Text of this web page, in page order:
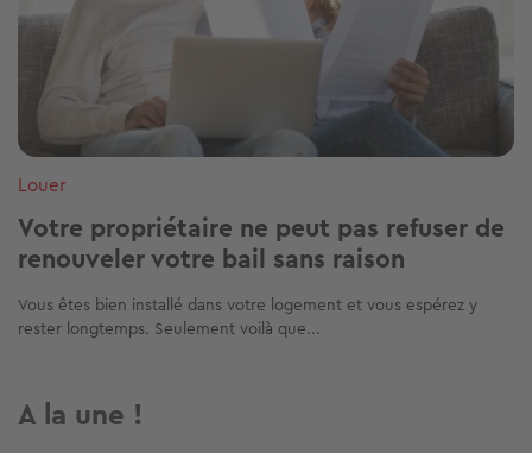
Louer
Votre propriétaire ne peut pas refuser de
renouveler votre bail sans raison
Vous êtes bien installé dans votre logement et vous espérez y
rester longtemps. Seulement voilà que...
A la une !